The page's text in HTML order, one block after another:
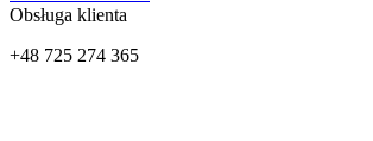
Obsługa klienta
+48 725 274 365